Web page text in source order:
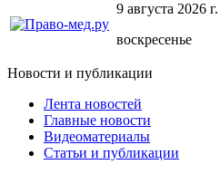
9 августа 2026 г.
воскресенье
Новости и публикации
Лента новостей
Главные новости
Видеоматериалы
Статьи и публикации